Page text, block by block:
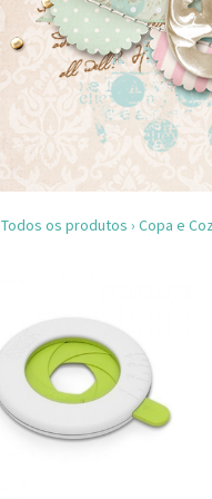
Todos os produtos › Copa e